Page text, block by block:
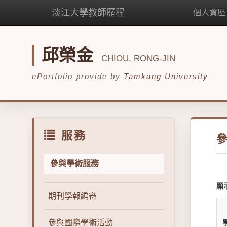
淡江大學教師歷程 個人資歷
邱榮金 CHIOU, RONG-JIN
ePortfolio provide by Tamkang University
服務
參與學術服務
期刊學報編審
參與國際學術活動
顯